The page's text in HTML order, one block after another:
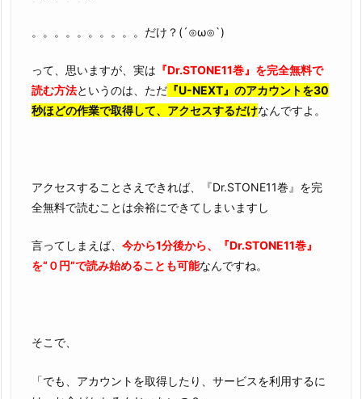
。。。。。。。。。。だけ？(´⊙ω⊙`)
って、思いますが、実は 『Dr.STONE11巻』を完全無料で
読む方法というのは、ただ 『U-NEXT』のアカウントを30
秒ほどの作業で取得して、アクセスするだけなんですよ。
アクセスすることさえできれば、『Dr.STONE11巻』を完
全無料で読むことは余裕にできてしまいますし
言ってしまえば、 今から1分後から、『Dr.STONE11巻』
を“０円”で読み始めることも可能なんですね。
そこで、
「でも、アカウントを取得したり、サービスを利用するに